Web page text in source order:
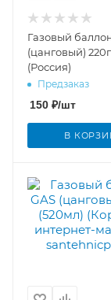
Газовый
(цанговый)
(Россия)
Предзаказ
150 ₽/шт
В